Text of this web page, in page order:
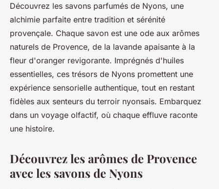
Découvrez les savons parfumés de Nyons, une
alchimie parfaite entre tradition et sérénité
provençale. Chaque savon est une ode aux arômes
naturels de Provence, de la lavande apaisante à la
fleur d'oranger revigorante. Imprégnés d'huiles
essentielles, ces trésors de Nyons promettent une
expérience sensorielle authentique, tout en restant
fidèles aux senteurs du terroir nyonsais. Embarquez
dans un voyage olfactif, où chaque effluve raconte
une histoire.
Découvrez les arômes de Provence
avec les savons de Nyons